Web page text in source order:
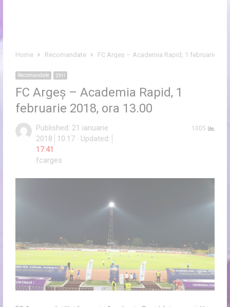
Home Recomandate FC Argeș – Academia Rapid, 1 februarie
Recomandate Ştiri
FC Argeș – Academia Rapid, 1
februarie 2018, ora 13.00
Published: 21 ianuarie
2018
10:17
Updated:
17:41
Author
fcarges
1005